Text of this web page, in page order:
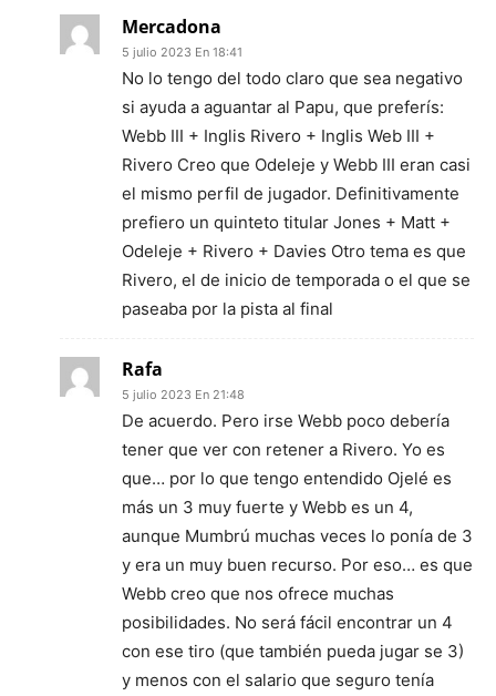
Mercadona
5 julio 2023 En 18:41
No lo tengo del todo claro que sea negativo
si ayuda a aguantar al Papu, que preferís:
Webb III + Inglis Rivero + Inglis Web III +
Rivero Creo que Odeleje y Webb III eran casi
el mismo perfil de jugador. Definitivamente
prefiero un quinteto titular Jones + Matt +
Odeleje + Rivero + Davies Otro tema es que
Rivero, el de inicio de temporada o el que se
paseaba por la pista al final
Rafa
5 julio 2023 En 21:48
De acuerdo. Pero irse Webb poco debería
tener que ver con retener a Rivero. Yo es
que… por lo que tengo entendido Ojelé es
más un 3 muy fuerte y Webb es un 4,
aunque Mumbrú muchas veces lo ponía de 3
y era un muy buen recurso. Por eso… es que
Webb creo que nos ofrece muchas
posibilidades. No será fácil encontrar un 4
con ese tiro (que también pueda jugar se 3)
y menos con el salario que seguro tenía